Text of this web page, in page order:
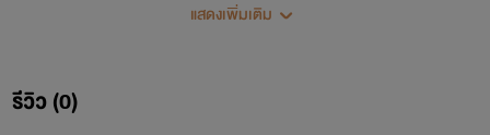
แสดงเพิ่มเติม
รีวิว (0)